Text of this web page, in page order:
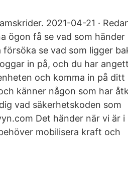
2021-04-21 ·
ögon få se vad som händer
se vad som ligger
in på, och du har
och komma in på ditt
känner någon som har
vad säkerhetskoden som
Det händer när vi är i
mobilisera kraft och